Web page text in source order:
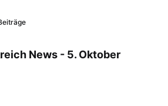
News - 5. Oktober